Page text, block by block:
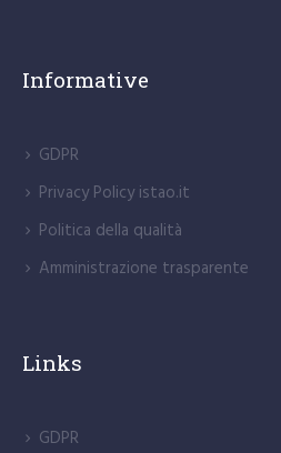
Informative
GDPR
Privacy Policy istao.it
Politica della qualità
Amministrazione trasparente
Links
GDPR